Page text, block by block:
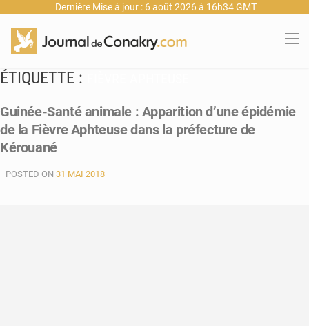
Dernière Mise à jour : 6 août 2026 à 16h34 GMT
ÉTIQUETTE :
Guinée-Santé animale : Apparition d’une épidémie
de la Fièvre Aphteuse dans la préfecture de
Kérouané
POSTED ON 31 MAI 2018